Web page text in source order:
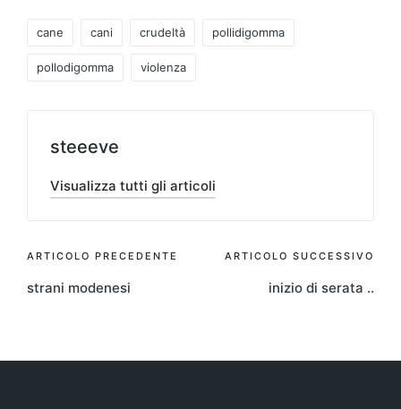
cane cani crudeltà pollidigomma
pollodigomma violenza
steeeve
Visualizza tutti gli articoli
Navigazione
articoli
ARTICOLO PRECEDENTE
strani modenesi
ARTICOLO SUCCESSIVO
inizio di serata ..